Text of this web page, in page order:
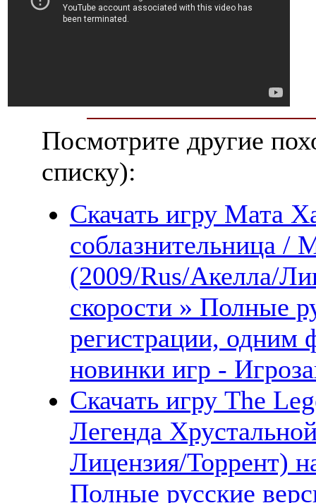
Посмотрите другие
списку):
Скачать игру Мата
соблазнительница /
(2009/Rus/Акелла/
скорости » Полные
регистрации, одним
новинки игр -
Скачать игру The
Легенда
Лицензия/Торрент)
Полные русские